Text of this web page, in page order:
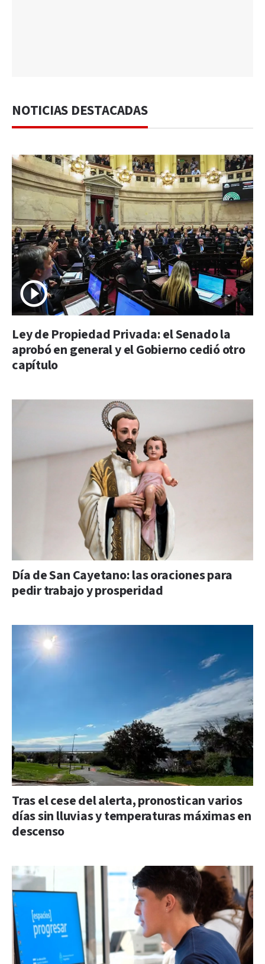
NOTICIAS DESTACADAS
Ley de Propiedad Privada: el Senado la
aprobó en general y el Gobierno cedió otro
capítulo
Día de San Cayetano: las oraciones para
pedir trabajo y prosperidad
Tras el cese del alerta, pronostican varios
días sin lluvias y temperaturas máximas en
descenso